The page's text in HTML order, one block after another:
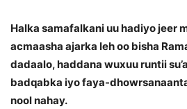
Halka samafalkani uu hadiyo jeer
acmaasha ajarka leh oo bisha
dadaalo, haddana wuxuu runtii
badqabka iyo faya-
nool nahay.